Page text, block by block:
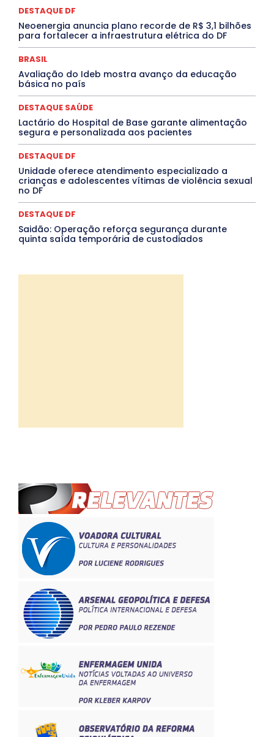
MEIO AMBIENTE
MÚSICA
Paraíba
Paraná Pernambuco Piauí
POLÍTICA
PROCESSO SELETIVO
PUBLIEDITORIAL
QUALIFICAÇÃO PROFISSIONAL
RESIDÊNCIA
Santa Catarina
São Paulo SARAMPO
SAÚDE
Saúde Agora
TÁ FROID?
TEATRO TECNOLOGIA
TIC TAC
Mais
DESTAQUE DF
Neoenergia anuncia plano recorde de R$ 3,1 bilhões
para fortalecer a infraestrutura elétrica do DF
BRASIL
Avaliação do Ideb mostra avanço da educação
básica no país
DESTAQUE SAÚDE
Lactário do Hospital de Base garante alimentação
segura e personalizada aos pacientes
DESTAQUE DF
Unidade oferece atendimento especializado a
crianças e adolescentes vítimas de violência sexual
no DF
DESTAQUE DF
Saidão: Operação reforça segurança durante
quinta saída temporária de custodiados